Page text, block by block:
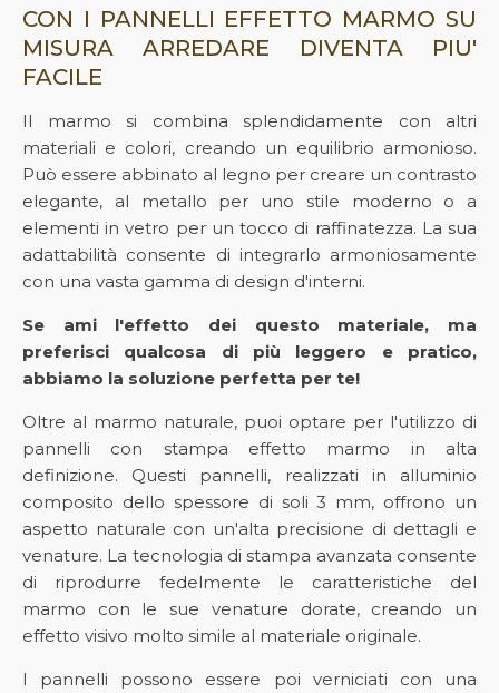
CON I PANNELLI EFFETTO MARMO SU
MISURA ARREDARE DIVENTA PIU'
FACILE
Il marmo si combina splendidamente con altri
materiali e colori, creando un equilibrio armonioso.
Può essere abbinato al legno per creare un contrasto
elegante, al metallo per uno stile moderno o a
elementi in vetro per un tocco di raffinatezza. La sua
adattabilità consente di integrarlo armoniosamente
con una vasta gamma di design d'interni.
Se ami l'effetto dei questo materiale, ma
preferisci qualcosa di più leggero e pratico,
abbiamo la soluzione perfetta per te!
Oltre al marmo naturale, puoi optare per l'utilizzo di
pannelli con stampa effetto marmo in alta
definizione. Questi pannelli, realizzati in alluminio
composito dello spessore di soli 3 mm, offrono un
aspetto naturale con un'alta precisione di dettagli e
venature. La tecnologia di stampa avanzata consente
di riprodurre fedelmente le caratteristiche del
marmo con le sue venature dorate, creando un
effetto visivo molto simile al materiale originale.
I pannelli possono essere poi verniciati con una